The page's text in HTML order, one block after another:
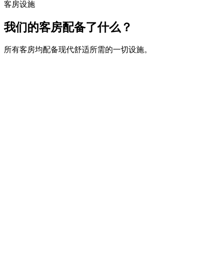
客房设施
我们的客房配备了什么？
所有客房均配备现代舒适所需的一切设施。